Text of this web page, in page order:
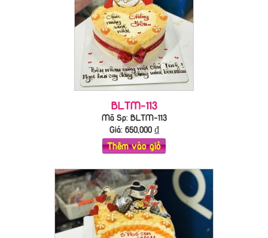
BLTM-113
Mã Sp: BLTM-113
Giá: 650,000₫
Thêm vào giỏ